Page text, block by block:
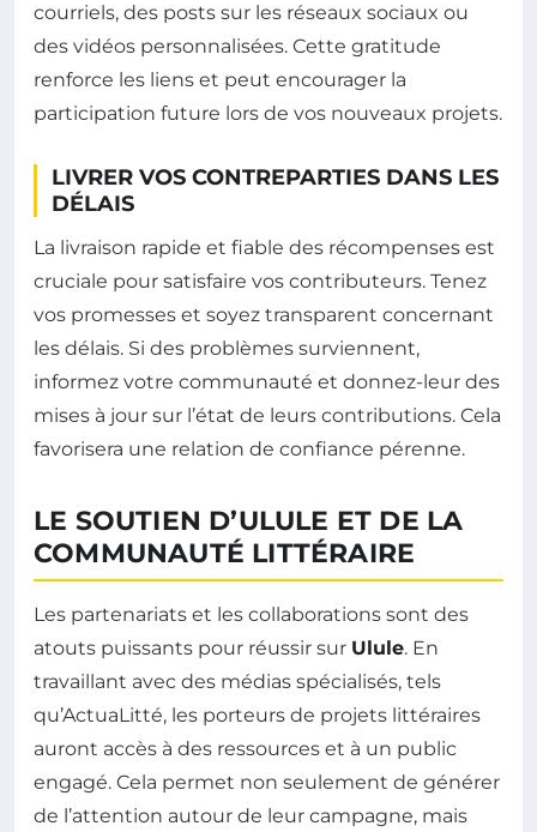
courriels, des posts sur les réseaux sociaux ou
des vidéos personnalisées. Cette gratitude
renforce les liens et peut encourager la
participation future lors de vos nouveaux projets.
LIVRER VOS CONTREPARTIES DANS LES
DÉLAIS
La livraison rapide et fiable des récompenses est
cruciale pour satisfaire vos contributeurs. Tenez
vos promesses et soyez transparent concernant
les délais. Si des problèmes surviennent,
informez votre communauté et donnez-leur des
mises à jour sur l’état de leurs contributions. Cela
favorisera une relation de confiance pérenne.
LE SOUTIEN D’ULULE ET DE LA
COMMUNAUTÉ LITTÉRAIRE
Les partenariats et les collaborations sont des
atouts puissants pour réussir sur Ulule. En
travaillant avec des médias spécialisés, tels
qu’ActuaLitté, les porteurs de projets littéraires
auront accès à des ressources et à un public
engagé. Cela permet non seulement de générer
de l’attention autour de leur campagne, mais